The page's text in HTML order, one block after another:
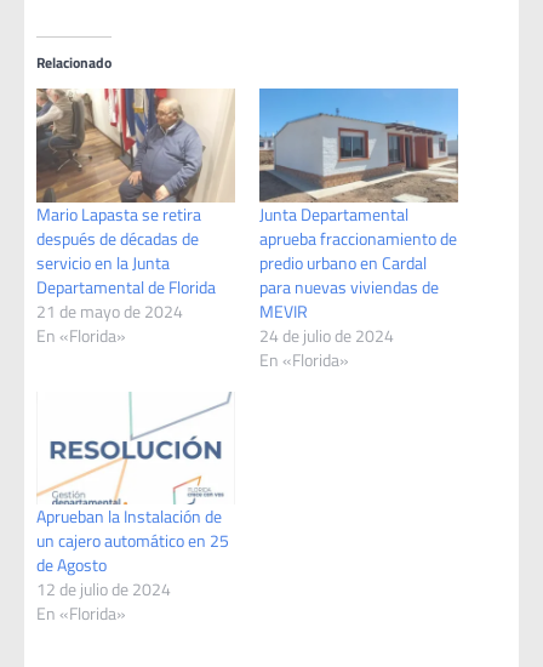
Relacionado
Mario Lapasta se retira
después de décadas de
servicio en la Junta
Departamental de Florida
21 de mayo de 2024
En «Florida»
Junta Departamental
aprueba fraccionamiento de
predio urbano en Cardal
para nuevas viviendas de
MEVIR
24 de julio de 2024
En «Florida»
Aprueban la Instalación de
un cajero automático en 25
de Agosto
12 de julio de 2024
En «Florida»